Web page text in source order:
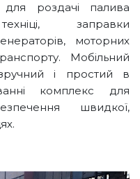
для роздачі палива
техніці, заправки
моторних
Мобільний
і простий в
комплекс для
швидкої,